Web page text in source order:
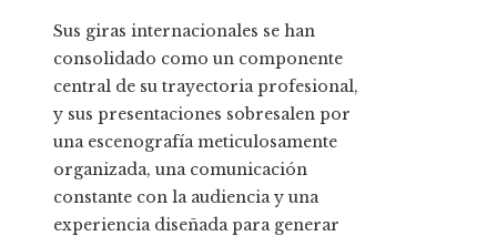
Sus giras internacionales se han
consolidado como un componente
central de su trayectoria profesional,
y sus presentaciones sobresalen por
una escenografía meticulosamente
organizada, una comunicación
constante con la audiencia y una
experiencia diseñada para generar